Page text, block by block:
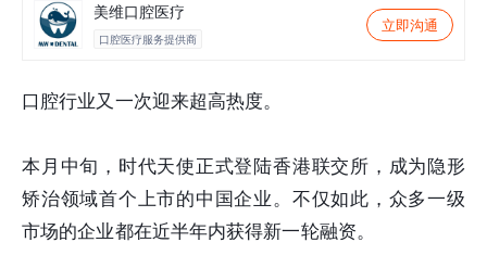
美维口腔医疗
口腔医疗服务提供商
立即沟通
口腔行业又一次迎来超高热度。
本月中旬，时代天使正式登陆香港联交所，成为隐形
矫治领域首个上市的中国企业。不仅如此，众多一级
市场的企业都在近半年内获得新一轮融资。